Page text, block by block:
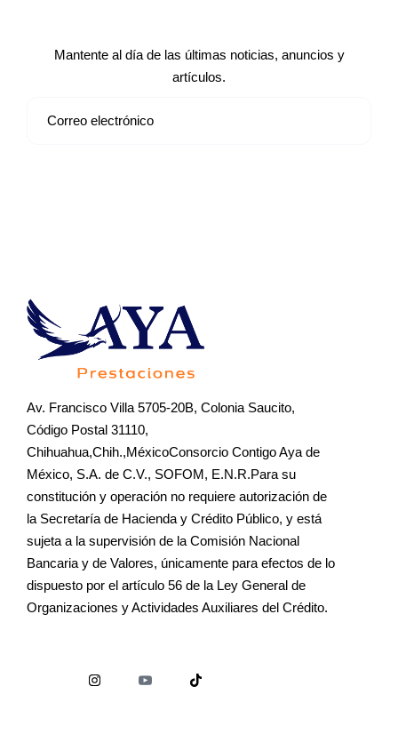
Mantente al día de las últimas noticias, anuncios y
artículos.
Av. Francisco Villa 5705-20B, Colonia Saucito,
Código Postal 31110,
Chihuahua,Chih.,MéxicoConsorcio Contigo Aya de
México, S.A. de C.V., SOFOM, E.N.R.Para su
constitución y operación no requiere autorización de
la Secretaría de Hacienda y Crédito Público, y está
sujeta a la supervisión de la Comisión Nacional
Bancaria y de Valores, únicamente para efectos de lo
dispuesto por el artículo 56 de la Ley General de
Organizaciones y Actividades Auxiliares del Crédito.